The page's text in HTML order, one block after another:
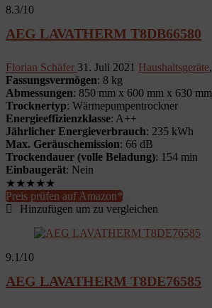
8.3/10
AEG LAVATHERM T8DB66580
Florian Schäfer 31. Juli 2021 Haushaltsgeräte,
Fassungsvermögen: 8 kg
Abmessungen: 850 mm x 600 mm x 630 mm
Trocknertyp: Wärmepumpentrockner
Energieeffizienzklasse: A++
Jährlicher Energieverbrauch: 235 kWh
Max. Geräuschemission: 66 dB
Trockendauer (volle Beladung): 154 min
Einbaugerät: Nein
★★★★★
Preis prüfen auf Amazon*
Hinzufügen um zu vergleichen
9.1/10
AEG LAVATHERM T8DE76585